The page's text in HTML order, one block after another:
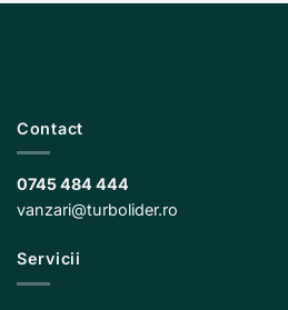
Contact
0745 484 444
vanzari@turbolider.ro
Servicii